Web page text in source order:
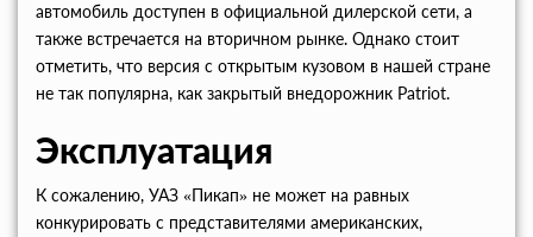
автомобиль доступен в официальной дилерской сети, а
также встречается на вторичном рынке. Однако стоит
отметить, что версия с открытым кузовом в нашей стране
не так популярна, как закрытый внедорожник Patriot.
Эксплуатация
К сожалению, УАЗ «Пикап» не может на равных
конкурировать с представителями американских,